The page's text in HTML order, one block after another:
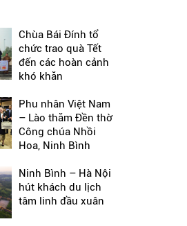
Chùa Bái Đính tổ
chức trao quà Tết
đến các hoàn cảnh
khó khăn
Phu nhân Việt Nam
– Lào thăm Đền thờ
Công chúa Nhồi
Hoa, Ninh Bình
Ninh Bình – Hà Nội
hút khách du lịch
tâm linh đầu xuân